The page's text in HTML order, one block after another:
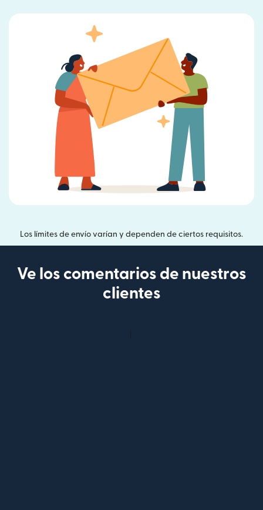
Los límites de envío varían y dependen de ciertos requisitos.
Ve los comentarios de nuestros
clientes